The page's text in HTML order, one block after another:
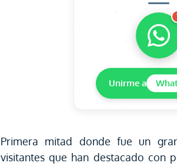
Unirme a
Primera mitad donde fue un
visitantes que han destacado con